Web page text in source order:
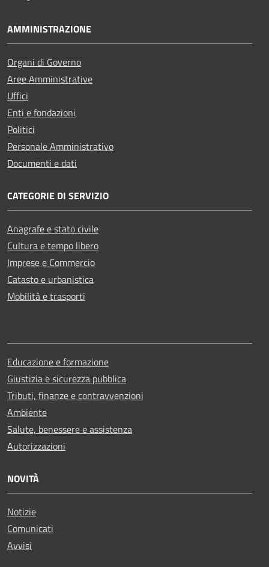
AMMINISTRAZIONE
Organi di Governo
Aree Amministrative
Uffici
Enti e fondazioni
Politici
Personale Amministrativo
Documenti e dati
CATEGORIE DI SERVIZIO
Anagrafe e stato civile
Cultura e tempo libero
Imprese e Commercio
Catasto e urbanistica
Mobilità e trasporti
Educazione e formazione
Giustizia e sicurezza pubblica
Tributi, finanze e contravvenzioni
Ambiente
Salute, benessere e assistenza
Autorizzazioni
NOVITÀ
Notizie
Comunicati
Avvisi